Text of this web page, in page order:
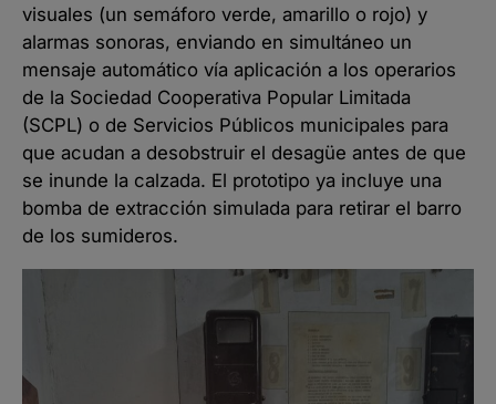
visuales (un semáforo verde, amarillo o rojo) y
alarmas sonoras, enviando en simultáneo un
mensaje automático vía aplicación a los operarios
de la Sociedad Cooperativa Popular Limitada
(SCPL) o de Servicios Públicos municipales para
que acudan a desobstruir el desagüe antes de que
se inunde la calzada. El prototipo ya incluye una
bomba de extracción simulada para retirar el barro
de los sumideros.